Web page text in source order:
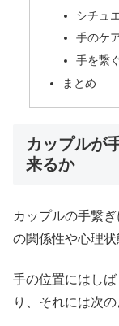
シチュ
手のケ
手を繋
まとめ
カップルが
来るか
カップルの手繋
の関係性や心理状
手の位置にはし
り、それには次